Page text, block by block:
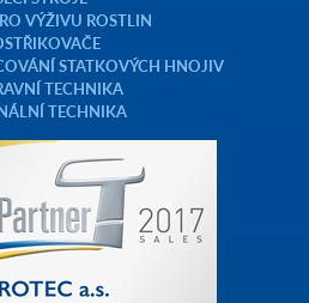
VÝŽIVU ROSTLIN
STATKOVÝCH HNOJIV
TECHNIKA
TECHNIKA